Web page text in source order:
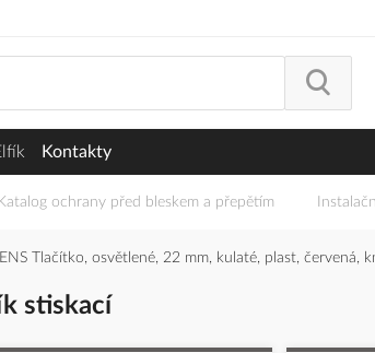
Kontakty
Katalog ochrany před bleskem a přepětím
Tlačítko, osvětlené, 22 mm, kulaté, plast, červená,
stiskací